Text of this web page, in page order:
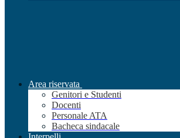
Area riservata
Genitori e Studenti
Docenti
Personale ATA
Bacheca sindacale